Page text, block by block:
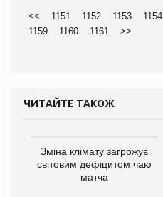
<< 1151 1152 1153 1154
1159
1160 1161 >>
ЧИТАЙТЕ ТАКОЖ
Зміна клімату загрожує
світовим дефіцитом чаю
матча